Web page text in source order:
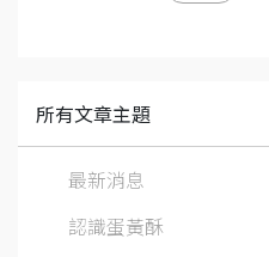
所有文章主題
最新消息
認識蛋黃酥